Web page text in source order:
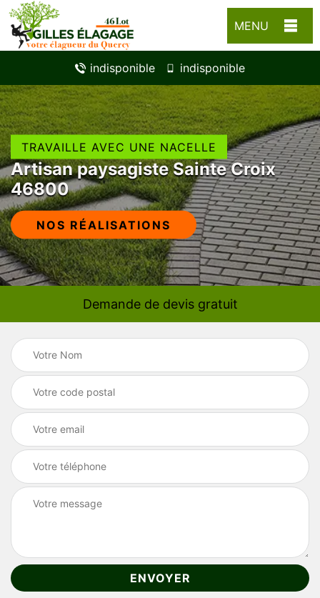
MENU
indisponible indisponible
TRAVAILLE AVEC UNE NACELLE
Artisan paysagiste Sainte Croix
46800
NOS RÉALISATIONS
Demande de devis gratuit